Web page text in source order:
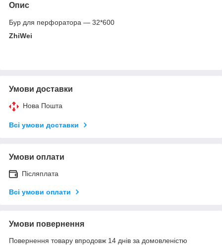
Опис
Бур для перфоратора — 32*600
ZhiWei
Умови доставки
Нова Пошта
Всі умови доставки
Умови оплати
Післяплата
Всі умови оплати
Умови повернення
Повернення товару впродовж 14 днів за домовленістю